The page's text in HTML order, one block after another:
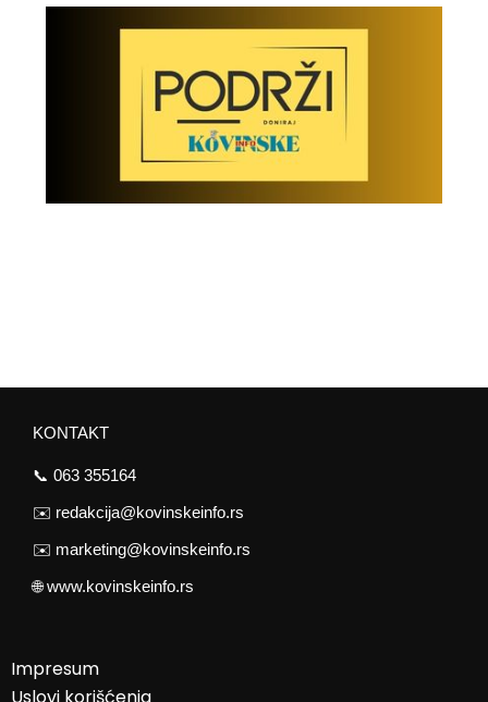
KONTAKT
📞 063 355164
✉️ redakcija@kovinskeinfo.rs
✉️ marketing@kovinskeinfo.rs
🌐www.kovinskeinfo.rs
Impresum